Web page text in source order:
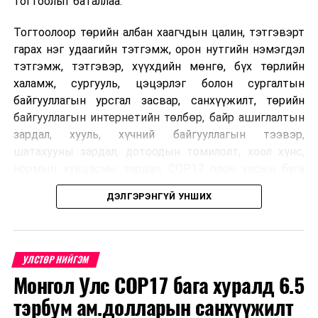
Ерөнхий сайд У.Хүрэлсүх “Монгол газрын тос
боловсруулах үйлдвэр” компанид ажиллав
Тогтоолоор төрийн албан хаагчдын цалин, тэтгэвэрт
гарах нэг удаагийн тэтгэмж, орон нутгийн нэмэгдэл
тэтгэмж, тэтгэвэр, хүүхдийн мөнгө, бүх төрлийн
халамж, сургууль, цэцэрлэг болон сургалтын
байгууллагын урсгал засвар, санхүүжилт, төрийн
байгууллагын интернетийн төлбөр, байр ашиглалтын
зардал, хууль, хүчний байгууллагын тээвэр,
хурлын зардал, Засгийн газрын өр, орон нутгийн нөөц
хөрөнгийн санхүүжилтийг хэвийн үргэлжлүүлэхээр
Харин дараах зардлыг хязгаарлахаар болсон байна.
Үүнд:
Олон улсын болон Засгийн газрын
ДЭЛГЭРЭНГҮЙ УНШИХ
УЛСТӨР НИЙГЭМ
Монгол Улс COP17 бага хуралд 6.5
тэрбум ам.долларын санхүүжилт